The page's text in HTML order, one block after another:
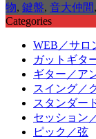
物, 鍵盤, 音大仲間,
Categories
WEB／サロ
ガットギタ
ギター／ア
スイング／
スタンダー
セッション
ピック／弦